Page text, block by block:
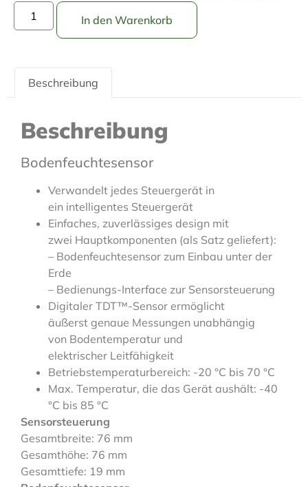
In den Warenkorb
Beschreibung
Beschreibung
Bodenfeuchtesensor
Verwandelt jedes Steuergerät in
ein intelligentes Steuergerät
Einfaches, zuverlässiges design mit
zwei Hauptkomponenten (als Satz geliefert):
– Bodenfeuchtesensor zum Einbau unter der
Erde
– Bedienungs-Interface zur Sensorsteuerung
Digitaler TDT™-Sensor ermöglicht
äußerst genaue Messungen unabhängig
von Bodentemperatur und
elektrischer Leitfähigkeit
Betriebstemperaturbereich: -20 °C bis 70 °C
Max. Temperatur, die das Gerät aushält: -40
°C bis 85 °C
Sensorsteuerung
Gesamtbreite: 76 mm
Gesamthöhe: 76 mm
Gesamttiefe: 19 mm